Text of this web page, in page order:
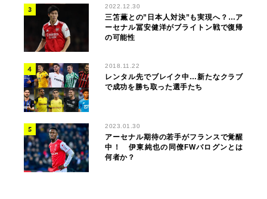
2022.12.30
三笘薫との”日本人対決”も実現へ？…ア
ーセナル冨安健洋がブライトン戦で復帰
の可能性
2018.11.22
レンタル先でブレイク中…新たなクラブ
で成功を勝ち取った選手たち
2023.01.30
アーセナル期待の若手がフランスで覚醒
中！ 伊東純也の同僚FWバログンとは
何者か？